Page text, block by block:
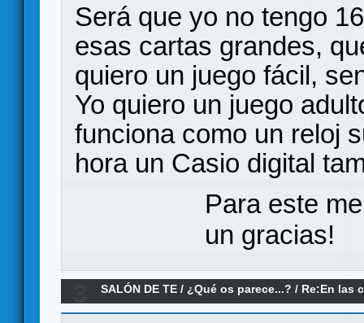
Será que yo no tengo
esas cartas grandes,
quiero un juego fácil,
Yo quiero un juego
funciona como un reloj
hora un Casio digital
Para este
un gracias!
SALÓN DE TE / ¿Qué os parece...? / Re:En las